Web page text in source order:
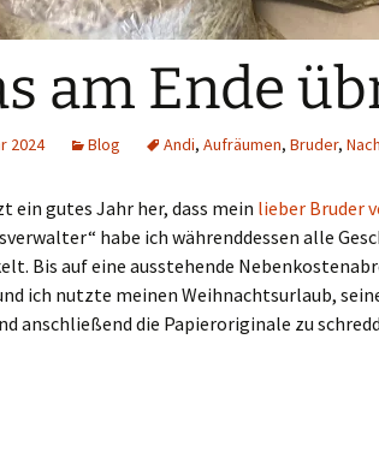
am Ende
2024 Blog Andi, Aufräumen, Bruder,
ein gutes Jahr her, dass mein lieber Bruder
habe ich währenddessen alle
Bis auf eine ausstehende
ich nutzte meinen Weihnachtsurlaub,
anschließend die Papieroriginale zu